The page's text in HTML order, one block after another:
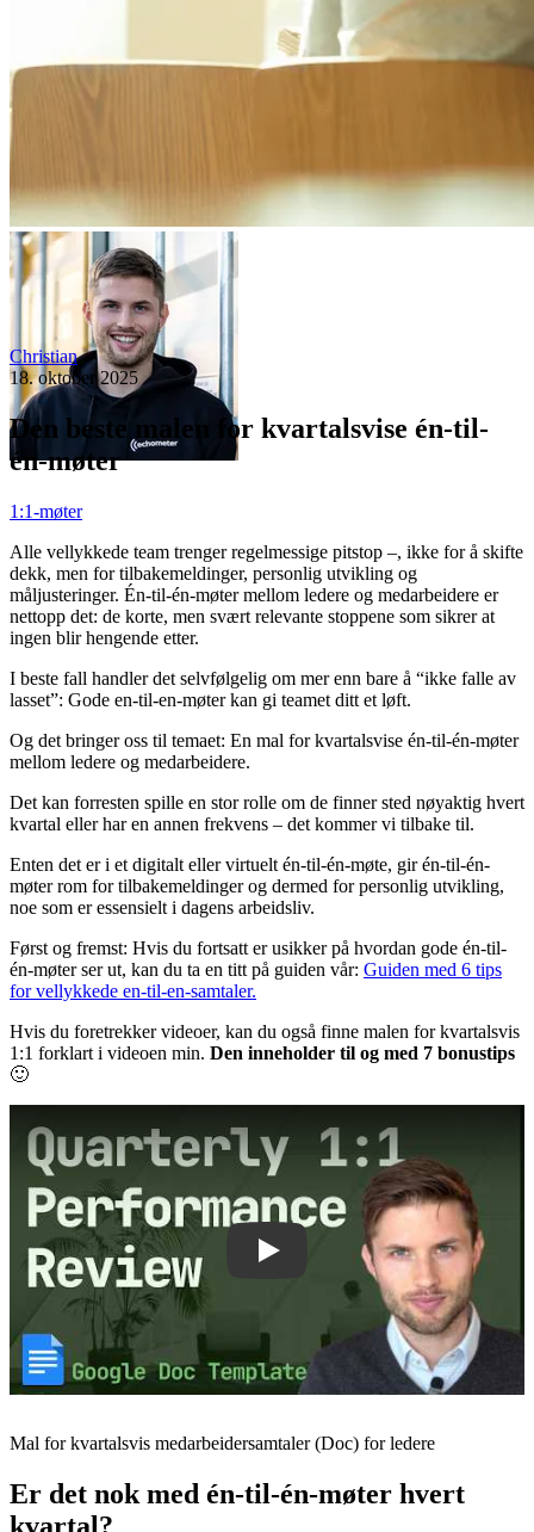
Christian
18. oktober 2025
Den beste malen for kvartalsvise én-til-
én-møter
1:1-møter
Alle vellykkede team trenger regelmessige pitstop –, ikke for å skifte
dekk, men for tilbakemeldinger, personlig utvikling og
måljusteringer. Én-til-én-møter mellom ledere og medarbeidere er
nettopp det: de korte, men svært relevante stoppene som sikrer at
ingen blir hengende etter.
I beste fall handler det selvfølgelig om mer enn bare å “ikke falle av
lasset”: Gode en-til-en-møter kan gi teamet ditt et løft.
Og det bringer oss til temaet: En mal for kvartalsvise én-til-én-møter
mellom ledere og medarbeidere.
Det kan forresten spille en stor rolle om de finner sted nøyaktig hvert
kvartal eller har en annen frekvens – det kommer vi tilbake til.
Enten det er i et digitalt eller virtuelt én-til-én-møte, gir én-til-én-
møter rom for tilbakemeldinger og dermed for personlig utvikling,
noe som er essensielt i dagens arbeidsliv.
Først og fremst: Hvis du fortsatt er usikker på hvordan gode én-til-
én-møter ser ut, kan du ta en titt på guiden vår: Guiden med 6 tips
for vellykkede en-til-en-samtaler.
Hvis du foretrekker videoer, kan du også finne malen for kvartalsvis
1:1 forklart i videoen min. Den inneholder til og med 7 bonustips
🙂
Mal for kvartalsvis medarbeidersamtaler (Doc) for ledere
Er det nok med én-til-én-møter hvert
kvartal?